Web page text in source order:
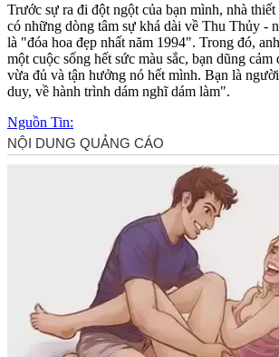
Trước sự ra đi đột ngột của bạn mình, nhà
có những dòng tâm sự khá dài về Thu Thủy -
là "đóa hoa đẹp nhất năm 1994". Trong đó,
một cuộc sống hết sức màu sắc, bạn dũng
vừa đủ và tận hưởng nó hết mình. Bạn là
duy, về hành trình dám nghĩ dám làm".
Nguồn Tin: